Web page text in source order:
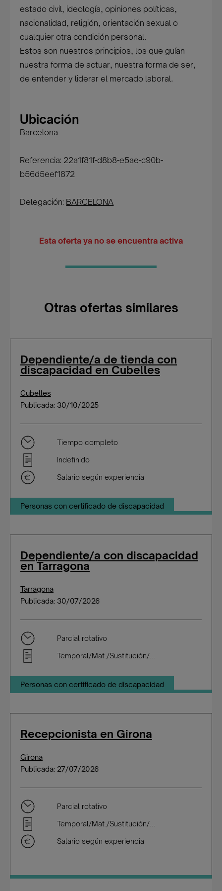
estado civil, ideología, opiniones políticas,
nacionalidad, religión, orientación sexual o
cualquier otra condición personal.
Estos son nuestros principios, los que guían
nuestra forma de actuar, nuestra forma de ser,
de entender y liderar el mercado laboral.
Ubicación
Barcelona
Referencia: 22a1f81f-d8b8-e5ae-c90b-
b56d5eef1872
Delegación: BARCELONA
Esta oferta ya no se encuentra activa
Otras ofertas similares
Dependiente/a de tienda con
discapacidad en Cubelles
Cubelles
Publicada: 30/10/2025
Tiempo completo
Indefinido
Salario según experiencia
Personas con certificado de discapacidad
Dependiente/a con discapacidad
en Tarragona
Tarragona
Publicada: 30/07/2026
Parcial rotativo
Temporal/Mat./Sustitución/...
Personas con certificado de discapacidad
Recepcionista en Girona
Girona
Publicada: 27/07/2026
Parcial rotativo
Temporal/Mat./Sustitución/...
Salario según experiencia